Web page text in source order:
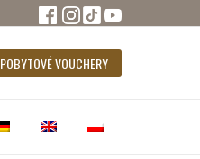
POBYTOVÉ VOUCHERY